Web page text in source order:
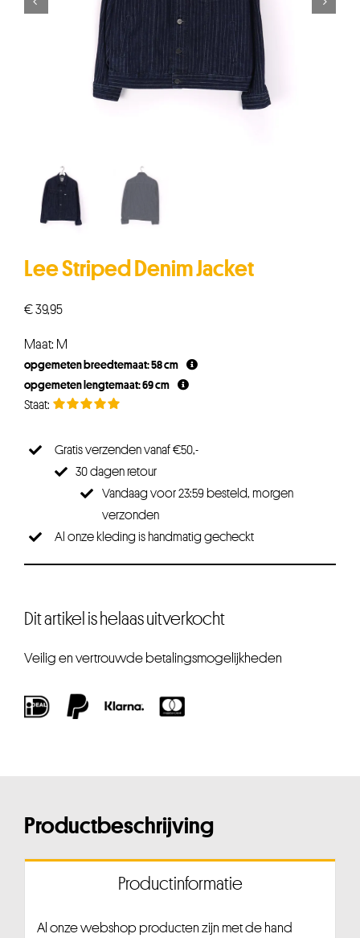
Lee Striped Denim Jacket
€39,95
Maat: M
opgemeten breedtemaat: 58 cm
opgemeten lengtemaat: 69 cm
Gratis verzenden vanaf €50,-
30 dagen retour
Vandaag voor 23:59 besteld, morgen
verzonden
Al onze kleding is handmatig gecheckt
Dit artikel is helaas uitverkocht
Veilig en vertrouwde betalingsmogelijkheden
Productbeschrijving
Productinformatie
Al onze webshop producten zijn met de hand